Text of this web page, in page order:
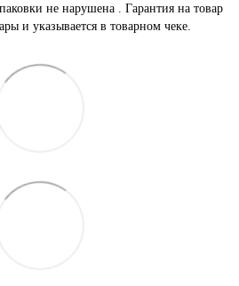
не нарушена . Гарантия на товар
и указывается в товарном чеке.